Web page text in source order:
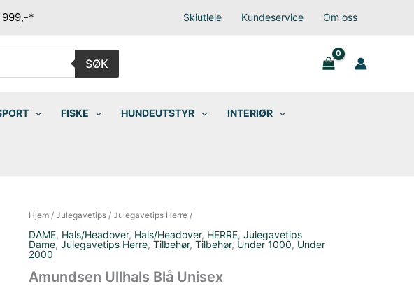
999,-* Skiutleie Kundeservice Om oss
SØK
FISKE HUNDEUTSTYR INTERIØR
Hjem/ Julegavetips/ Julegavetips Herre/
DAME, Hals/Headover, Hals/Headover, HERRE, Julegavetips
Dame, Julegavetips Herre, Tilbehør, Tilbehør, Under 1000, Under
2000
Amundsen Ullhals Blå Unisex